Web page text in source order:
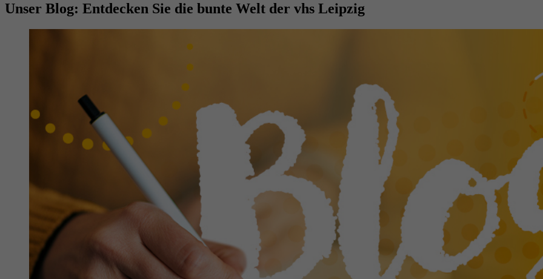
Unser Blog: Entdecken Sie die bunte Welt der vhs Leipzig